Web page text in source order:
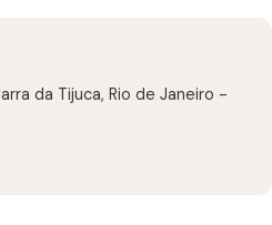
da Tijuca, Rio de Janeiro -